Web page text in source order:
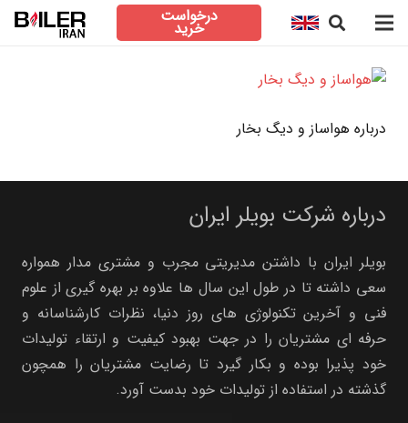
درخواست
خرید
درباره هواساز و دیگ بخار
درباره شرکت بویلر ایران
بویلر ایران با داشتن مدیریتی مجرب و مشتری مدار همواره
سعی داشته تا در طول این سال ها علاوه بر بهره گیری از علوم
فنی و آخرین تکنولوژی های روز دنیا، نظرات کارشناسانه و
حرفه ای مشتریان را در جهت بهبود کیفیت و ارتقاء تولیدات
خود پذیرا بوده و بکار گیرد تا رضایت مشتریان را همچون
گذشته در استفاده از تولیدات خود بدست آورد.